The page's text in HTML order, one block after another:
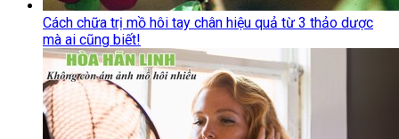
Cách chữa trị mồ hôi tay chân hiệu quả từ 3 thảo dược
mà ai cũng biết!